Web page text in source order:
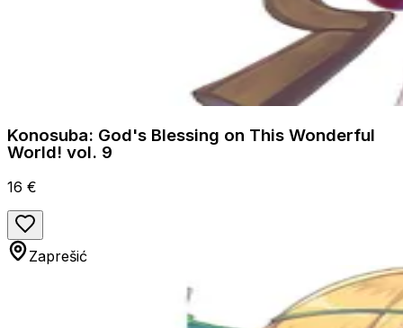
Konosuba: God's Blessing on This Wonderful
World! vol. 9
16 €
Zaprešić